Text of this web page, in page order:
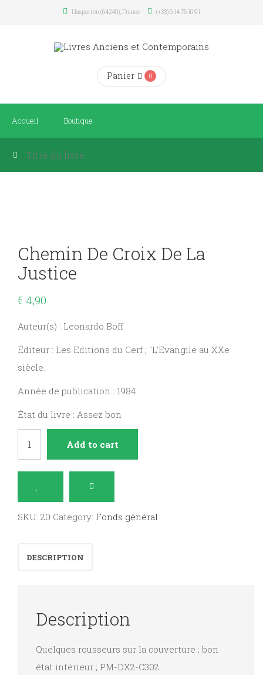
Hasparren (64240), France (+33) 6 14 76 10 91
Panier 0
Accueil Boutique
Chemin De Croix De La
Justice
€ 4,90
Auteur(s) : Leonardo Boff
Éditeur : Les Editions du Cerf ; "L'Evangile au XXe
siècle.
Année de publication : 1984
État du livre : Assez bon
croix
Add to cart
SKU: 20 Category: Fonds général
DESCRIPTION
Description
Quelques rousseurs sur la couverture ; bon
état intérieur ; PM-DX2-C302.